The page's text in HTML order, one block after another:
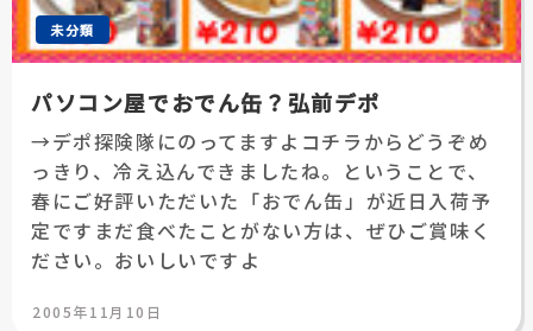
未分類
パソコン屋でおでん缶？弘前デポ
→デポ探険隊にのってますよコチラからどうぞめ
っきり、冷え込んできましたね。ということで、
春にご好評いただいた「おでん缶」が近日入荷予
定ですまだ食べたことがない方は、ぜひご賞味く
ださい。おいしいですよ
投
2005年11月10日